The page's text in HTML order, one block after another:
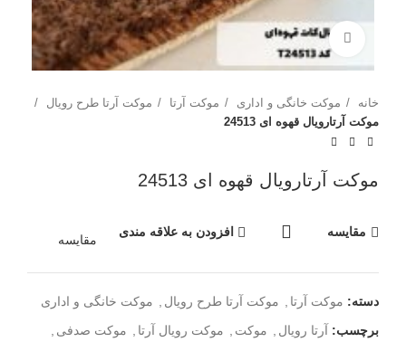
بزرگنمایی تصویر
خانه موکت خانگی و اداری موکت آرتا
موکت آرتا طرح رویال
موکت آرتارویال قهوه ای 24513
موکت آرتارویال قهوه ای 24513
مقایسه افزودن به علاقه مندی
مقایسه
دسته: موکت آرتا موکت آرتا طرح رویال
موکت خانگی و اداری
برچسب: آرتا رویال موکت موکت رویال آرتا موکت صدفی